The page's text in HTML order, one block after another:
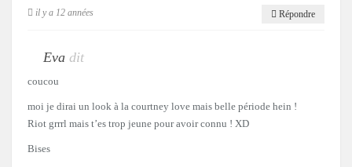
il y a 12 années Répondre
Eva dit
coucou
moi je dirai un look à la courtney love mais belle période hein !
Riot grrrl mais t’es trop jeune pour avoir connu ! XD
Bises